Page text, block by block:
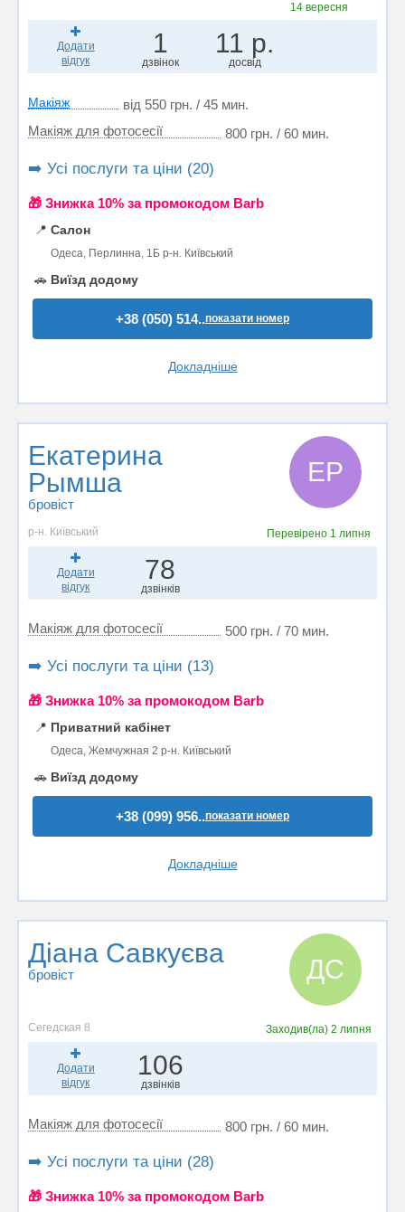
14 вересня
Додати
відгук
1
дзвінок
11 р.
досвід
Макіяж
від 550 грн. / 45 мин.
Макіяж для фотосесії
800 грн. / 60 мин.
➡️ Усі послуги та ціни (20)
🎁 Знижка 10% за промокодом Barb
📍 Салон
Одеса, Перлинна, 1Б р-н. Київський
🚗 Виїзд додому
+38 (050) 514..показати номер
Докладніше
Екатерина
Рымша
бровіст
ЕР
р-н. Київський Перевірено 1 липня
Додати
відгук
78
дзвінків
Макіяж для фотосесії 500 грн. / 70 мин.
➡️ Усі послуги та ціни (13)
🎁 Знижка 10% за промокодом Barb
📍 Приватний кабінет
Одеса, Жемчужная 2 р-н. Київський
🚗 Виїзд додому
+38 (099) 956..показати номер
Докладніше
Діана Савкуєва
бровіст ДС
Сегедская 8 Заходив(ла)2 липня
Додати
відгук
106
дзвінків
Макіяж для фотосесії 800 грн. / 60 мин.
➡️ Усі послуги та ціни (28)
🎁 Знижка 10% за промокодом Barb